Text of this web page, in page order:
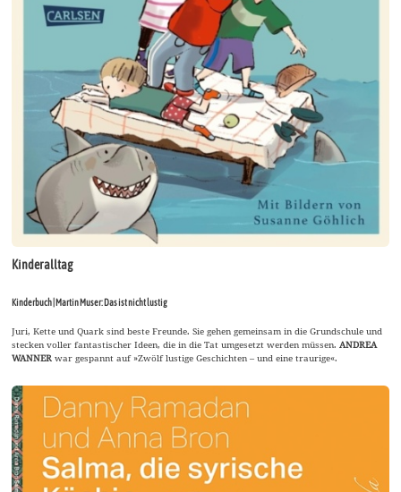
Kinderalltag
Kinderbuch | Martin Muser: Das ist nicht lustig
Juri, Kette und Quark sind beste Freunde. Sie gehen gemeinsam in die Grundschule und
stecken voller fantastischer Ideen, die in die Tat umgesetzt werden müssen. ANDREA
WANNERwar gespannt auf »Zwölf lustige Geschichten – und eine traurige«.